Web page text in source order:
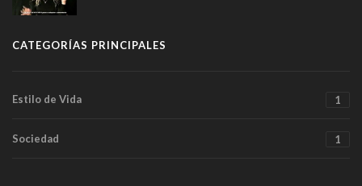
CATEGORÍAS PRINCIPALES
Estilo de Vida 1
Sociedad 1